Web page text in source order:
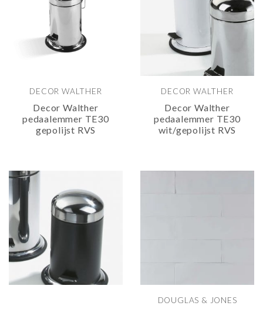
DECOR WALTHER
Decor Walther
pedaalemmer TE30
gepolijst RVS
DECOR WALTHER
Decor Walther
pedaalemmer TE30
wit/gepolijst RVS
DOUGLAS & JONES